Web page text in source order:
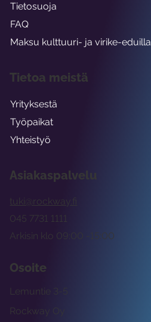
Asiakaspalvelu
tuki@rockway.fi
Arkisin klo 09:00 -15:00
045 7731 1111
Osoite
Rockway Oy
Lemuntie 3-5
Tietosuoja
FAQ
Maksu kulttuuri- ja virike-eduilla
Tietoa meistä
Yrityksestä
Työpaikat
Yhteistyö